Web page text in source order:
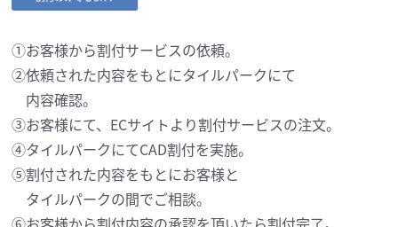
①お客様から割付サービスの依頼。
②依頼された内容をもとにタイルパークにて
内容確認。
③お客様にて、ECサイトより割付サービスの注文。
④タイルパークにてCAD割付を実施。
⑤割付された内容をもとにお客様と
タイルパークの間でご相談。